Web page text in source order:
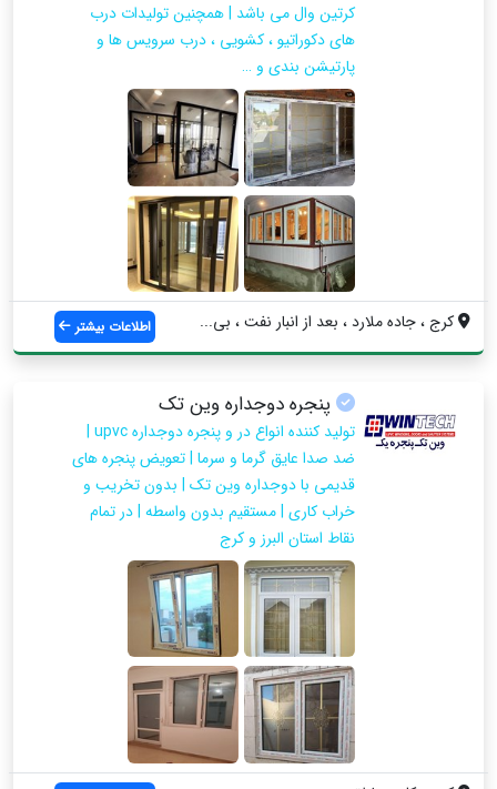
کرتین وال می باشد | همچنین تولیدات درب
های دکوراتیو ، کشویی ، درب سرویس ها و
پارتیشن بندی و …
کرج ، جاده ملارد ، بعد از انبار نفت ، بی... اطلاعات بیشتر
پنجره دوجداره وین تک
تولید کننده انواع در و پنجره دوجداره upvc |
ضد صدا عایق گرما و سرما | تعویض پنجره های
قدیمی با دوجداره وین تک | بدون تخریب و
خراب کاری | مستقیم بدون واسطه | در تمام
نقاط استان البرز و کرج